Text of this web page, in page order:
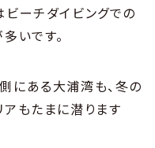
ビーチダイビングでの
いです。
にある大浦湾も、冬の
もたまに潜ります